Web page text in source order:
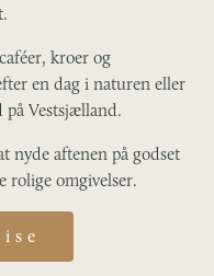
kroer og
en dag i naturen eller
på Vestsjælland.
nyde aftenen på godset
rolige omgivelser.